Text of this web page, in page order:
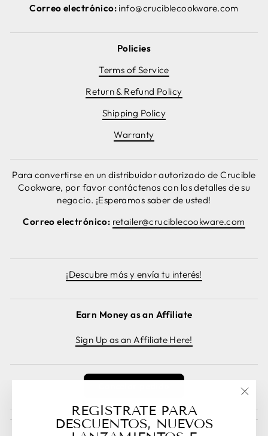
Correo electrónico: info@cruciblecookware.com
Policies
Terms of Service
Return & Refund Policy
Shipping Policy
Warranty
Para convertirse en un distribuidor autorizado de Crucible
Cookware, por favor contáctenos con los detalles de su
negocio. ¡Esperamos saber de usted!
Correo electrónico: retailer@cruciblecookware.com
¡Descubre más y envía tu interés!
Earn Money as an Affiliate
Sign Up as an Affiliate Here!
REGÍSTRATE PARA
DESCUENTOS, NUEVOS